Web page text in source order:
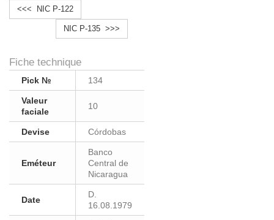
<<< NIC P-122
NIC P-135 >>>
Fiche technique
Pick № 134
Valeur
faciale
10
Devise Córdobas
Eméteur
Banco
Central de
Nicaragua
Date
D.
16.08.1979